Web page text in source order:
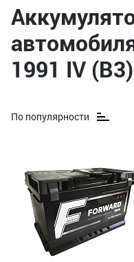
1991 IV
По популярности